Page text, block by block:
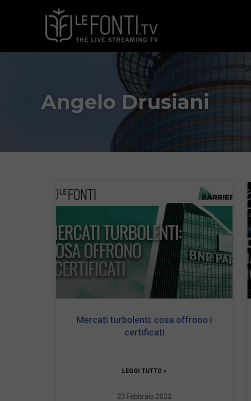
Angelo Drusiani
Mercati turbolenti: cosa offrono i
certificati
LEGGI TUTTO »
23 Febbraio 2022